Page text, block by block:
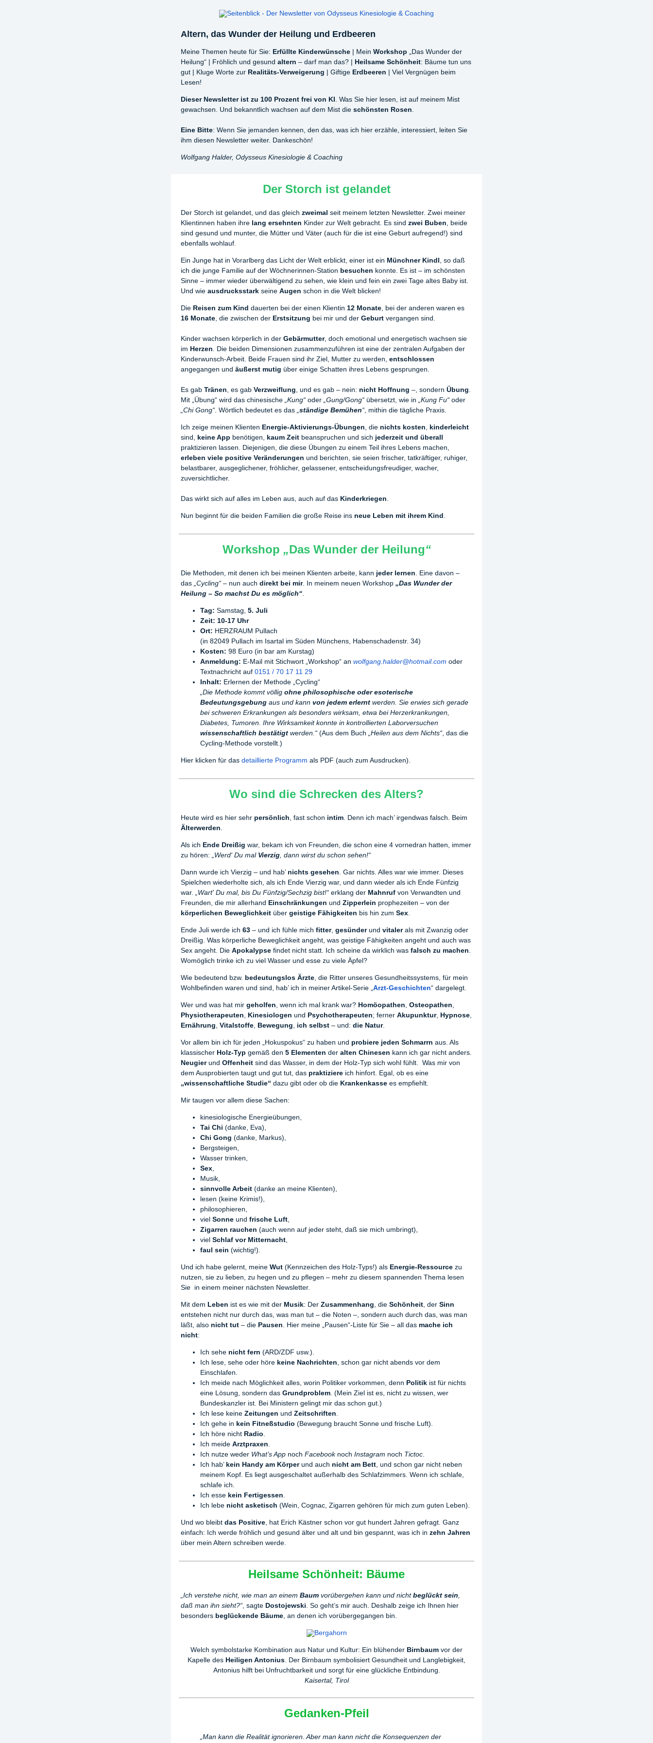
Altern, das Wunder der Heilung und Erdbeeren
Meine Themen heute für Sie: Erfüllte Kinderwünsche | Mein Workshop „Das Wunder der
Heilung“ | Fröhlich und gesund altern – darf man das? | Heilsame Schönheit: Bäume tun uns
gut | Kluge Worte zur Realitäts-Verweigerung | Giftige Erdbeeren | Viel Vergnügen beim
Lesen!
Dieser Newsletter ist zu 100 Prozent frei von KI . Was Sie hier lesen, ist auf meinem Mist
gewachsen. Und bekanntlich wachsen auf dem Mist die schönsten Rosen
Eine Bitte: Wenn Sie jemanden kennen, den das, was ich hier erzähle, interessiert, leiten Sie
ihm diesen Newsletter weiter. Dankeschön!
Wolfgang Halder, Odysseus Kinesiologie & Coaching
Der Storch ist gelandet
Der Storch ist gelandet, und das gleich zweimal seit meinem letzten Newsletter. Zwei meiner
Klientinnen haben ihre lang ersehnten Kinder zur Welt gebracht. Es sind zwei Buben , beide
sind gesund und munter, die Mütter und Väter (auch für die ist eine Geburt aufregend!) sind
ebenfalls wohlauf.
Ein Junge hat in Vorarlberg das Licht der Welt erblickt, einer ist ein Münchner Kindl , so daß
ich die junge Familie auf der Wöchnerinnen-Station besuchen konnte. Es ist – im schönsten
Sinne – immer wieder überwältigend zu sehen, wie klein und fein ein zwei Tage altes Baby ist.
Und wie ausdrucksstark seine Augen schon in die Welt blicken!
Die Reisen zum Kind dauerten bei der einen Klientin 12 Monate , bei der anderen waren es
16 Monate , die zwischen der Erstsitzung bei mir und der Geburt vergangen sind.
Kinder wachsen körperlich in der Gebärmutter, doch emotional und energetisch wachsen sie
im Herzen . Die beiden Dimensionen zusammenzuführen ist eine der zentralen Aufgaben der
Kinderwunsch-Arbeit. Beide Frauen sind ihr Ziel, Mutter zu werden, entschlossen
angegangen und äußerst mutig über einige Schatten ihres Lebens gesprungen.
Es gab Tränen , es gab Verzweiflung , und es gab – nein: nicht Hoffnung –, sondern Übung
Mit „Übung“ wird das chinesische „Kung“ oder „Gung/Gong“ übersetzt, wie in „Kung Fu“ oder
„Chi Gong“ . Wörtlich bedeutet es das ständige Bemühen“ , mithin die tägliche Praxis.
Ich zeige meinen Klienten Energie-Aktivierungs-Übungen , die nichts kosten
kinderleicht
sind, keine App benötigen, kaum Zeit beanspruchen und sich jederzeit und überall
praktizieren lassen. Diejenigen, die diese Übungen zu einem Teil ihres Lebens machen,
erleben viele positive Veränderungen und berichten, sie seien frischer, tatkräftiger, ruhiger,
belastbarer, ausgeglichener, fröhlicher, gelassener, entscheidungsfreudiger, wacher,
zuversichtlicher.
Das wirkt sich auf alles im Leben aus, auch auf das Kinderkriegen
Nun beginnt für die beiden Familien die große Reise ins neue Leben mit ihrem Kind
Workshop „Das Wunder der Heilung“
Die Methoden, mit denen ich bei meinen Klienten arbeite, kann jeder lernen . Eine davon –
das „Cycling“ – nun auch direkt bei mir. In meinem neuen Workshop „Das Wunder der
Heilung – So machst Du es möglich“
Tag: Samstag, 5. Juli
Zeit: 10-17 Uhr
Ort: HERZRAUM Pullach
(in 82049 Pullach im Isartal im Süden Münchens, Habenschadenstr. 34)
Kosten: 98 Euro (in bar am Kurstag)
Anmeldung: E-Mail mit Stichwort „Workshop“ an wolfgang.halder@hotmail.com oder
Textnachricht auf 0151 / 70 17 11 29
Inhalt: Erlernen der Methode „Cycling“
„Die Methode kommt völlig ohne philosophische oder esoterische
Bedeutungsgebung aus und kann von jedem erlernt werden. Sie erwies sich gerade
bei schweren Erkrankungen als besonders wirksam, etwa bei Herzerkrankungen,
Diabetes, Tumoren. Ihre Wirksamkeit konnte in kontrollierten Laborversuchen
wissenschaftlich bestätigt werden.“ (Aus dem Buch „Heilen aus dem Nichts“ , das die
Cycling-Methode vorstellt.)
Hier klicken für das detaillierte Programm als PDF (auch zum Ausdrucken).
Wo sind die Schrecken des Alters?
Heute wird es hier sehr persönlich , fast schon intim . Denn ich mach’ irgendwas falsch. Beim
Älterwerden
Als ich Ende Dreißig war, bekam ich von Freunden, die schon eine 4 vornedran hatten, immer
zu hören:
„Werd' Du mal Vierzig , dann wirst du schon sehen!“
Dann wurde ich Vierzig – und hab’ nichts gesehen . Gar nichts. Alles war wie immer. Dieses
Spielchen wiederholte sich, als ich Ende Vierzig war, und dann wieder als ich Ende Fünfzig
war.
„Wart' Du mal, bis Du Fünfzig/Sechzig bist!“ erklang der Mahnruf von Verwandten und
Freunden, die mir allerhand Einschränkungen und Zipperlein prophezeiten – von der
körperlichen Beweglichkeit über geistige Fähigkeiten bis hin zum Sex
Ende Juli werde ich 63 – und ich fühle mich fitter, gesünderund vitalerals mit Zwanzig oder
Dreißig. Was körperliche Beweglichkeit angeht, was geistige Fähigkeiten angeht und auch was
Sex angeht. Die Apokalypse findet nicht statt. Ich scheine da wirklich was falsch zu machen
Womöglich trinke ich zu viel Wasser und esse zu viele Äpfel?
Wie bedeutend bzw. bedeutungslos Ärzte , die Ritter unseres Gesundheitssystems, für mein
Wohlbefinden waren und sind, hab’ ich in meiner Artikel-Serie „ Arzt-Geschichten“ dargelegt.
Wer und was hat mir geholfen , wenn ich mal krank war? Homöopathen Osteopathen
Physiotherapeuten
Kinesiologen und Psychotherapeuten; ferner Akupunktur, Hypnose
Ernährung Vitalstoffe Bewegung ich selbst – und: die Natur.
Vor allem bin ich für jeden „Hokuspokus“ zu haben und probiere jeden Schmarrn aus. Als
klassischer Holz-Typ gemäß den 5 Elementen der alten Chinesen kann ich gar nicht anders.
Neugierund Offenheit sind das Wasser, in dem der Holz-Typ sich wohl fühlt. Was mir von
dem Ausprobierten taugt und gut tut, das praktiziere ich hinfort. Egal, ob es eine
„wissenschaftliche Studie“ dazu gibt oder ob die Krankenkasse es empfiehlt.
Mir taugen vor allem diese Sachen:
kinesiologische Energieübungen,
Tai Chi (danke, Eva),
Chi Gong (danke, Markus),
Bergsteigen,
Wasser trinken,
Sex
Musik,
sinnvolle Arbeit (danke an meine Klienten),
lesen (keine Krimis!),
philosophieren,
viel Sonne und frische Luft
Zigarren rauchen (auch wenn auf jeder steht, daß sie mich umbringt),
viel Schlaf vor Mitternacht
faul sein (wichtig!).
Und ich habe gelernt, meine Wut (Kennzeichen des Holz-Typs!) als Energie-Ressource zu
nutzen, sie zu lieben, zu hegen und zu pflegen – mehr zu diesem spannenden Thema lesen
Sie in einem meiner nächsten Newsletter.
Mit dem Leben ist es wie mit der Musik: Der Zusammenhang , die Schönheit , der Sinn
entstehen nicht nur durch das, was man tut – die Noten –, sondern auch durch das, was man
läßt, also nicht tut – die Pausen . Hier meine „Pausen“-Liste für Sie – all das mache ich
nicht:
Ich sehe nicht fern (ARD/ZDF usw.).
Ich lese, sehe oder höre keine Nachrichten , schon gar nicht abends vor dem
Einschlafen.
Ich meide nach Möglichkeit alles, worin Politiker vorkommen, denn Politik ist für nichts
eine Lösung, sondern das Grundproblem . (Mein Ziel ist es, nicht zu wissen, wer
Bundeskanzler ist. Bei Ministern gelingt mir das schon gut.)
Ich lese keine Zeitungen und Zeitschriften
Ich gehe in kein Fitneßstudio (Bewegung braucht Sonne und frische Luft).
Ich höre nicht Radio
Ich meide Arztpraxen
Ich nutze weder What’s App noch Facebooknoch Instagram noch Tictoc
Ich hab’ kein Handy am Körperund auch nicht am Bett , und schon gar nicht neben
meinem Kopf. Es liegt ausgeschaltet außerhalb des Schlafzimmers. Wenn ich schlafe,
schlafe ich.
Ich esse kein Fertigessen
Ich lebe nicht asketisch (Wein, Cognac, Zigarren gehören für mich zum guten Leben).
Und wo bleibt das Positive , hat Erich Kästner schon vor gut hundert Jahren gefragt. Ganz
einfach: Ich werde fröhlich und gesund älter und alt und bin gespannt, was ich in zehn Jahren
über mein Altern schreiben werde.
Heilsame Schönheit: Bäume
„Ich verstehe nicht, wie man an einem Baum vorübergehen kann und nichtbeglückt sein
daß man ihn sieht?“ , sagte Dostojewski . So geht’s mir auch. Deshalb zeige ich Ihnen hier
besonders beglückende Bäume , an denen ich vorübergegangen bin.
Welch symbolstarke Kombination aus Natur und Kultur: Ein blühender Birnbaum vor der
Kapelle des Heiligen Antonius . Der Birnbaum symbolisiert Gesundheit und Langlebigkeit,
Antonius hilft bei Unfruchtbarkeit und sorgt für eine glückliche Entbindung.
Kaisertal, Tirol
Gedanken-Pfeil
„Man kann die Realität ignorieren. Aber man kann nicht die Konsequenzen der